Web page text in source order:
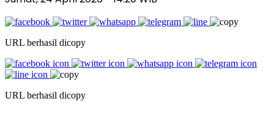
URL berhasil dicopy
URL berhasil dicopy